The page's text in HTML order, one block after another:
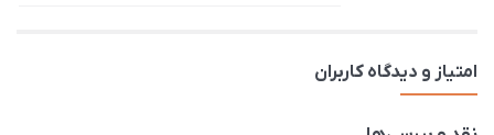
امتیاز و دیدگاه کاربران